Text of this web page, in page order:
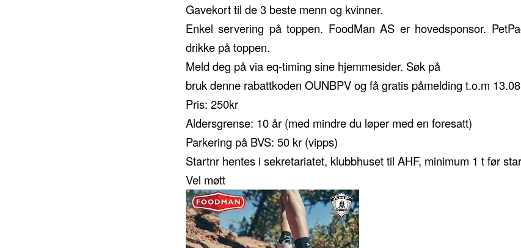
Gavekort til de 3 beste menn og kvinner.
Enkel servering på toppen. FoodMan AS er hovedsponsor.
drikke på toppen.
Meld deg på via eq-timing sine hjemmesider. Søk på
bruk denne rabattkoden OUNBPV og få gratis påmelding t.o.m
Pris: 250kr
Aldersgrense: 10 år (med mindre du løper med en foresatt)
Parkering på BVS: 50 kr (vipps)
Startnr hentes i sekretariatet, klubbhuset til AHF, minimum 1 t før
Vel møtt